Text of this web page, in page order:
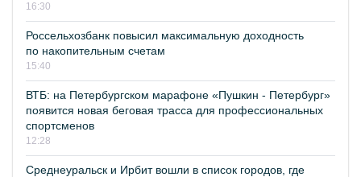
16:30
Россельхозбанк повысил максимальную доходность
по накопительным счетам
15:40
ВТБ: на Петербургском марафоне «Пушкин - Петербург»
появится новая беговая трасса для профессиональных
спортсменов
12:28
Среднеуральск и Ирбит вошли в список городов, где